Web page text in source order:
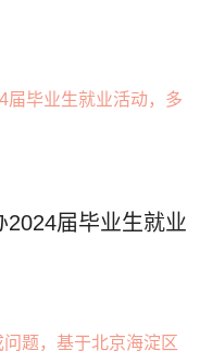
届毕业生就业